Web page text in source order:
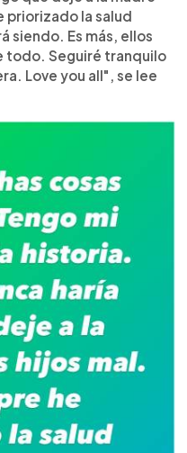
priorizado la salud
siendo. Es más, ellos
todo. Seguiré tranquilo
Love you all", se lee